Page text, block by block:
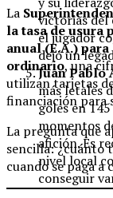
victorias del
el jugador
dejó un
Juan Pablo
más letales
goles en
momentos
afición. Es
nivel local
conseguir
La
la tasa de usura
anual (E.A.)
ordinario, una
utilizan tarjetas
financiación para
La pregunta que
sencilla: ¿cuánto
cuando se paga a